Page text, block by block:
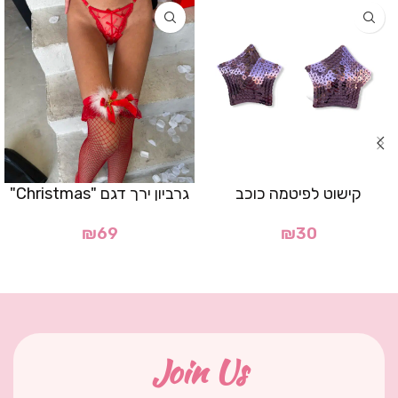
קישוט לפיטמה כוכב
₪30
גרביון ירך דגם "Christmas"
₪69
Join Us